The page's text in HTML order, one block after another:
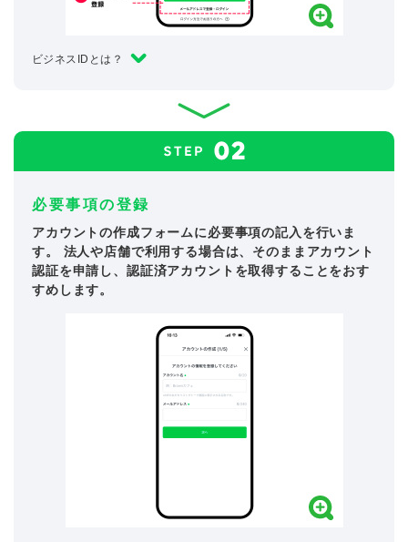
ビジネスIDとは？
必要事項の登録
アカウントの作成フォームに必要事項の記入を行いま
す。 法人や店舗で利用する場合は、そのままアカウント
認証を申請し、認証済アカウントを取得することをおす
すめします。